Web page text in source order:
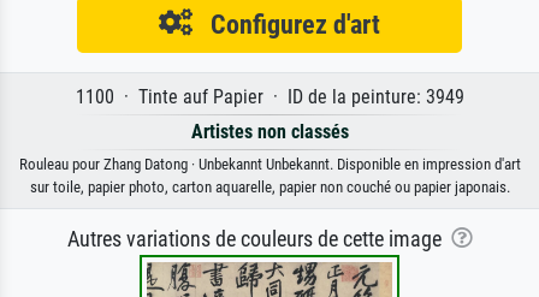
Configurez d'art
1100 · Tinte auf Papier · ID de la peinture: 3949
Artistes non classés
Rouleau pour Zhang Datong · Unbekannt Unbekannt. Disponible en impression d'art
sur toile, papier photo, carton aquarelle, papier non couché ou papier japonais.
Autres variations de couleurs de cette image